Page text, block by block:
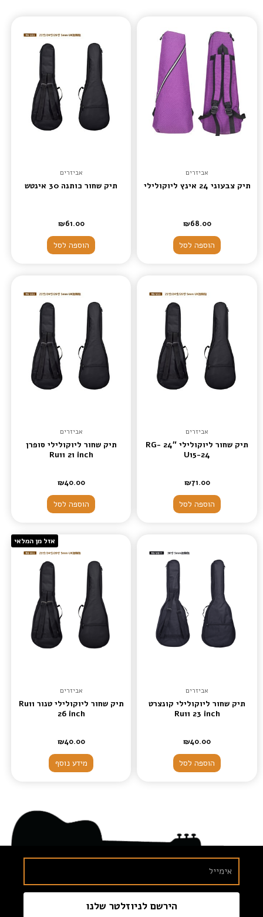
אביזרים
תיק צבעוני 24 אינץ ליוקולילי
₪68.00
הוספה לסל
אביזרים
תיק שחור כותנה 30 אינטש
₪61.00
הוספה לסל
אביזרים
תיק שחור ליוקולילי 24″ RG-
U15-24
₪71.00
הוספה לסל
אזל מן המלאי
אביזרים
תיק שחור ליוקולילי טנור Ru11
26 inch
₪40.00
מידע נוסף
אביזרים
תיק שחור ליוקולילי סופרן
Ru11 21 inch
₪40.00
הוספה לסל
אביזרים
תיק שחור ליוקולילי קונצרט
Ru11 23 inch
₪40.00
הוספה לסל
הירשם לניוזלטר שלנו